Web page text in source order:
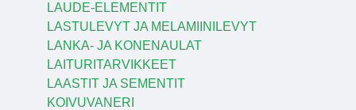
LAUDE-ELEMENTIT
LASTULEVYT JA MELAMIINILEVYT
LANKA- JA KONENAULAT
LAITURITARVIKKEET
LAASTIT JA SEMENTIT
KOIVUVANERI